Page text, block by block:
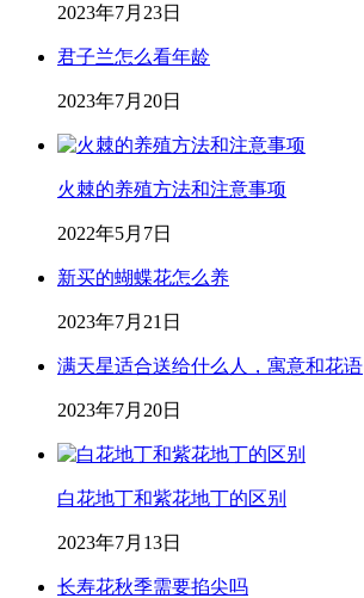
2023年7月23日
君子兰怎么看年龄
2023年7月20日
火棘的养殖方法和注意事项
2022年5月7日
新买的蝴蝶花怎么养
2023年7月21日
满天星适合送给什么人，寓意和花语
2023年7月20日
白花地丁和紫花地丁的区别
2023年7月13日
长寿花秋季需要掐尖吗